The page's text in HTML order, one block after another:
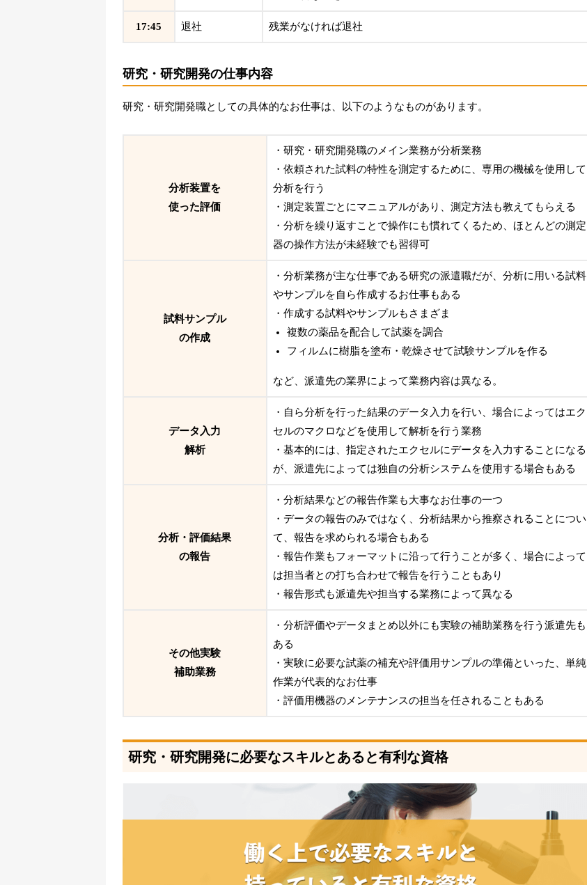
17:45 退社 残業がなければ退社
研究・研究開発の仕事内容
研究・研究開発職としての具体的なお仕事は、以下のようなものがあります。
分析装置を
使った評価
・研究・研究開発職のメイン業務が分析業務
・依頼された試料の特性を測定するために、専用の機械を使用して
分析を行う
・測定装置ごとにマニュアルがあり、測定方法も教えてもらえる
・分析を繰り返すことで操作にも慣れてくるため、ほとんどの測定
器の操作方法が未経験でも習得可
試料サンプル
の作成
・分析業務が主な仕事である研究の派遣職だが、分析に用いる試料
やサンプルを自ら作成するお仕事もある
・作成する試料やサンプルもさまざま
複数の薬品を配合して試薬を調合
フィルムに樹脂を塗布・乾燥させて試験サンプルを作る
など、派遣先の業界によって業務内容は異なる。
データ入力
解析
・自ら分析を行った結果のデータ入力を行い、場合によってはエク
セルのマクロなどを使用して解析を行う業務
・基本的には、指定されたエクセルにデータを入力することになる
が、派遣先によっては独自の分析システムを使用する場合もある
分析・評価結果
の報告
・分析結果などの報告作業も大事なお仕事の一つ
・データの報告のみではなく、分析結果から推察されることについ
て、報告を求められる場合もある
・報告作業もフォーマットに沿って行うことが多く、場合によって
は担当者との打ち合わせで報告を行うこともあり
・報告形式も派遣先や担当する業務によって異なる
その他実験
補助業務
・分析評価やデータまとめ以外にも実験の補助業務を行う派遣先も
ある
・実験に必要な試薬の補充や評価用サンプルの準備といった、単純
作業が代表的なお仕事
・評価用機器のメンテナンスの担当を任されることもある
研究・研究開発に必要なスキルとあると有利な資格